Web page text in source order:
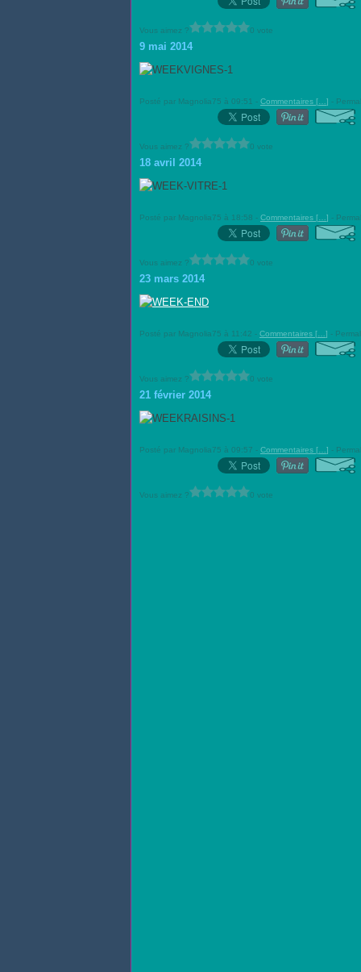
Vous aimez ? 0 vote
9 mai 2014
Posté par Magnolia75 à 09:51 - Commentaires [ ] -
Vous aimez ? 0 vote
18 avril 2014
Posté par Magnolia75 à 18:58 - Commentaires [ ] -
Vous aimez ? 0 vote
23 mars 2014
Posté par Magnolia75 à 11:42 - Commentaires [ ] -
Vous aimez ? 0 vote
21 février 2014
Posté par Magnolia75 à 09:57 - Commentaires [ ] -
Vous aimez ? 0 vote